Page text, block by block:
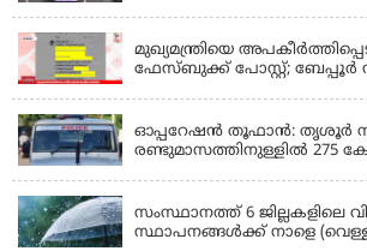
മുഖ്യമന്ത്രിയെ
ഫേസ്‌ബുക്ക് പോസ്റ്റ്;
ഓപ്പറേഷൻ തൂഫാൻ: തൃശൂർ
രണ്ടുമാസത്തിനുള്ളിൽ 275
സംസ്ഥാനത്ത് 6 ജില്ലകളിലെ വിദ്യാഭ്യാസ
സ്ഥാപനങ്ങൾക്ക് നാളെ